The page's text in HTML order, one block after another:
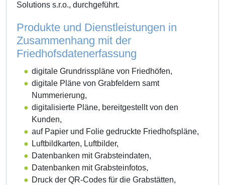
Solutions s.r.o., durchgeführt.
Produkte und Dienstleistungen in
Zusammenhang mit der
Friedhofsdatenerfassung
digitale Grundrisspläne von Friedhöfen,
digitale Pläne von Grabfeldern samt
Nummerierung,
digitalisierte Pläne, bereitgestellt von den
Kunden,
auf Papier und Folie gedruckte Friedhofspläne,
Luftbildkarten, Luftbilder,
Datenbanken mit Grabsteindaten,
Datenbanken mit Grabsteinfotos,
Druck der QR-Codes für die Grabstätten,